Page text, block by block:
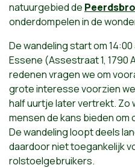
natuurgebied de
onderdompelen in de
De wandeling start om
Essene (Assestraat 1, 1790
redenen vragen we om
grote interesse voorzien
half uurtje later vertrekt. Zo
mensen de kans bieden
De wandeling loopt deels
daardoor niet toegankelijk
rolstoelgebruikers.